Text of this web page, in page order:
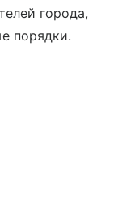
города,
порядки.